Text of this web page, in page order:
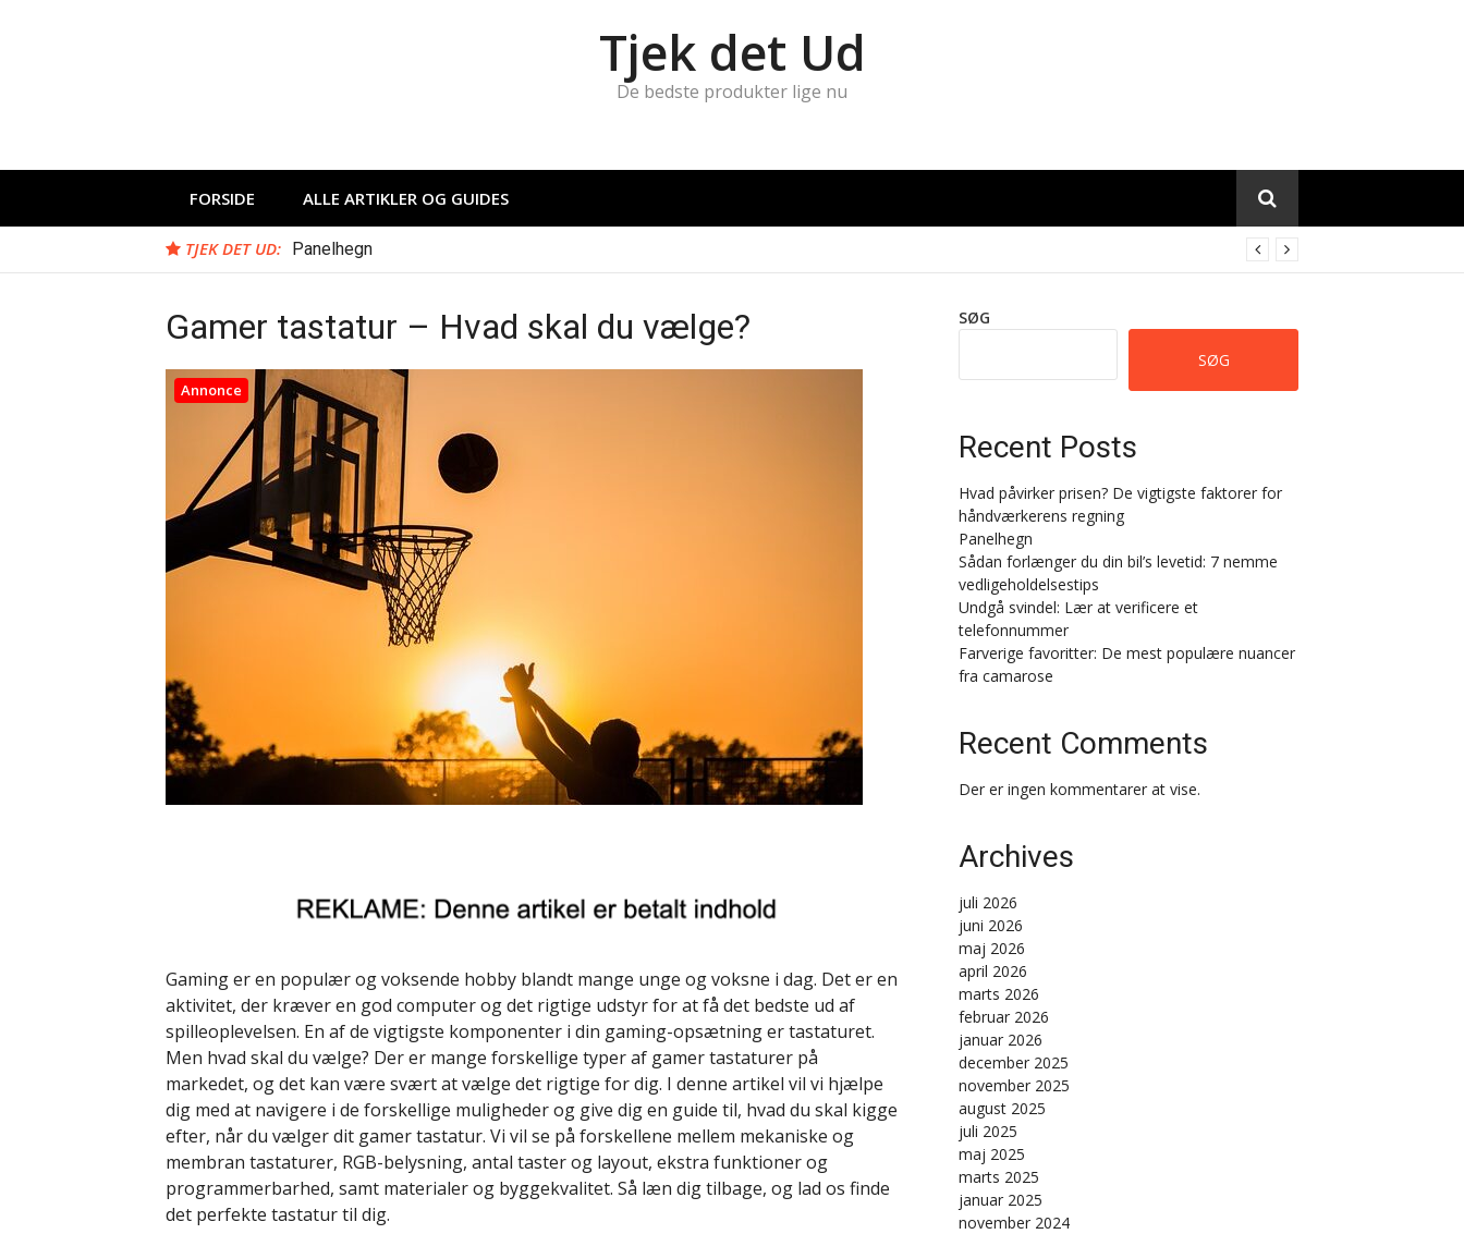
Tjek det Ud
De bedste produkter lige nu
FORSIDE ALLE ARTIKLER OG GUIDES
TJEK DET UD: Panelhegn
Gamer tastatur – Hvad skal du vælge?
Annonce
Gaming er en populær og voksende hobby blandt mange unge og voksne i dag. Det er en
aktivitet, der kræver en god computer og det rigtige udstyr for at få det bedste ud af
spilleoplevelsen. En af de vigtigste komponenter i din gaming-opsætning er tastaturet.
Men hvad skal du vælge? Der er mange forskellige typer af gamer tastaturer på
markedet, og det kan være svært at vælge det rigtige for dig. I denne artikel vil vi hjælpe
dig med at navigere i de forskellige muligheder og give dig en guide til, hvad du skal kigge
efter, når du vælger dit gamer tastatur. Vi vil se på forskellene mellem mekaniske og
membran tastaturer, RGB-belysning, antal taster og layout, ekstra funktioner og
programmerbarhed, samt materialer og byggekvalitet. Så læn dig tilbage, og lad os finde
det perfekte tastatur til dig.
SØG
SØG
Recent Posts
Hvad påvirker prisen? De vigtigste faktorer for
håndværkerens regning
Panelhegn
Sådan forlænger du din bil’s levetid: 7 nemme
vedligeholdelsestips
Undgå svindel: Lær at verificere et
telefonnummer
Farverige favoritter: De mest populære nuancer
fra camarose
Recent Comments
Der er ingen kommentarer at vise.
Archives
juli 2026
juni 2026
maj 2026
april 2026
marts 2026
februar 2026
januar 2026
december 2025
november 2025
august 2025
juli 2025
maj 2025
marts 2025
januar 2025
november 2024